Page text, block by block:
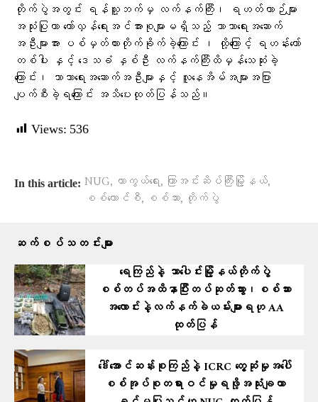
တိုက်ပွဲအတွင်း ရန်သူ့ဘက်မှ လက်နက်ကြီး၊ ရဟတ်ယာဉ်များ
အသုံးပြုကာ တော်လှန်ရေးအင်အားစုများမရှိသည့် ဘာသာရေးအဆောက်
အဦးများအား ပစ်မှတ်ထားတိုက်ခိုက်ခဲ့ကြောင်း ၊ ထို့ကြောင့် ရဟန်းတော်
တစ်ပါး နှင့် ဒေသခံ နှစ်ဦး လက်နက်ကြီးထိမှန်သေဆုံးခဲ့
ကြောင်း၊ ဘာသာရေးအဆောက်အဦးများနှင့် လူနေအိမ်အများအပြား
ပျက်စီးခဲ့ရကြောင်း အသိပေးထုတ်ပြန်သည်။
Views: 536
In this article: NUG, ကာကွယ်ရေး, ကြာအင်းဆိပ်ကြီးမြို့နယ်,
စစ်ကောင်စီ, စစ်သား, တိုက်ပွဲ
ဆက်စပ်သတင်းများ
ရေကြည်နဲ့ သာပေါင်းမြို့နယ်တိုက်ပွဲ
စစ်တပ်အထိနာပြီးတပ်ဆုတ်သွား၊စစ်သား
အလောင်းနဲ့လက်နက်ခဲယမ်းများရဟု AA
ထုတ်ပြန်
ဒေါ်အောင်ဆန်းစုကြည်နဲ့ ICRC တွေ့ဆုံမှုအပေါ်
စစ်အုပ်စုတရားဝင်မှုရဖို့အသုံးချတာ